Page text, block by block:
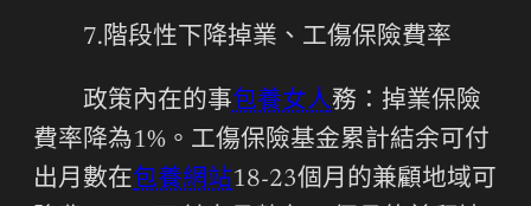
7.階段性下降掉業、工傷保險費率
政策內在的事包養女人務：掉業保險
費率降為1%。工傷保險基金累計結余可付
出月數在包養網站18-23個月的兼顧地域可